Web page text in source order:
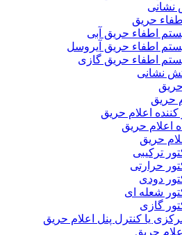
نشانی
حریق
اطفاء حریق آبی
اطفاء حریق آیروسل
اطفاء حریق گازی
نشانی
حریق
کننده اعلام حریق
اعلام حریق
حریق
ترکیبی
حرارتی
دودی
شعله ای
گازی
یا کنترل پنل اعلام حریق
حریق